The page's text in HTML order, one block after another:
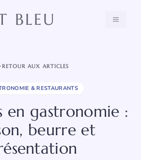
BLEU MENU
RETOUR AUX ARTICLES
& RESTAURANTS
en gastronomie :
beurre et